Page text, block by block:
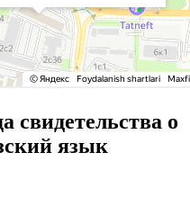
свидетельства о
язык